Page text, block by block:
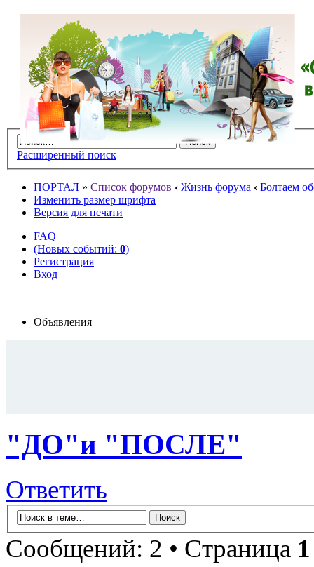
Расширенный поиск
ПОРТАЛ » Список форумов ‹ Жизнь форума ‹ Болтаем
Изменить размер шрифта
Версия для печати
FAQ
(Новых событий: 0)
Регистрация
Вход
Объявления
"ДО"и "ПОСЛЕ"
Ответить
Сообщений: 2 • Страница 1